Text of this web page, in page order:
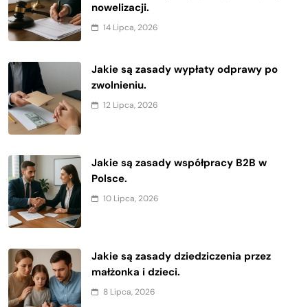
nowelizacji.
14 Lipca, 2026
Jakie są zasady wypłaty odprawy po
zwolnieniu.
12 Lipca, 2026
Jakie są zasady współpracy B2B w
Polsce.
10 Lipca, 2026
Jakie są zasady dziedziczenia przez
małżonka i dzieci.
8 Lipca, 2026